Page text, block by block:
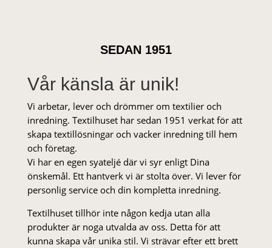
SEDAN 1951
Vår känsla är unik!
Vi arbetar, lever och drömmer om textilier och
inredning. Textilhuset har sedan 1951 verkat för att
skapa textillösningar och vacker inredning till hem
och företag.
Vi har en egen syateljé där vi syr enligt Dina
önskemål. Ett hantverk vi är stolta över. Vi lever för
personlig service och din kompletta inredning.
Textilhuset tillhör inte någon kedja utan alla
produkter är noga utvalda av oss. Detta för att
kunna skapa vår unika stil. Vi strä­var efter ett brett